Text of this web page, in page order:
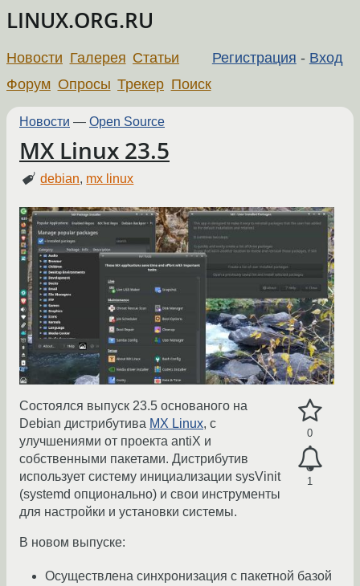
LINUX.ORG.RU
Регистрация - Вход
Новости Галерея Статьи
Форум Опросы Трекер Поиск
Новости — Open Source
MX Linux 23.5
debian, mx linux
0
1
Состоялся выпуск 23.5 основаного на
Debian дистрибутива MX Linux, с
улучшениями от проекта antiX и
собственными пакетами. Дистрибутив
использует систему инициализации sysVinit
(systemd опционально) и свои инструменты
для настройки и установки системы.
В новом выпуске:
Осуществлена синхронизация с пакетной базой